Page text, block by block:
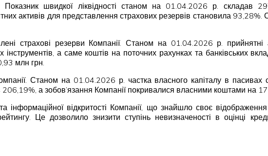
Показник швидкої ліквідності станом на 01.04.2026 р. складав
активів для представлення страхових резервів становила
страхові резерви Компанії. Станом на 01.04.2026 р.
а саме коштів на поточних рахунках та банківських
млн грн.
Станом на 01.04.2026 р. частка власного капіталу в пасивах
а зобов’язання Компанії покривалися власними коштами на
інформаційної відкритості Компанії, що знайшло своє
Це дозволило знизити ступінь невизначеності в оцінці